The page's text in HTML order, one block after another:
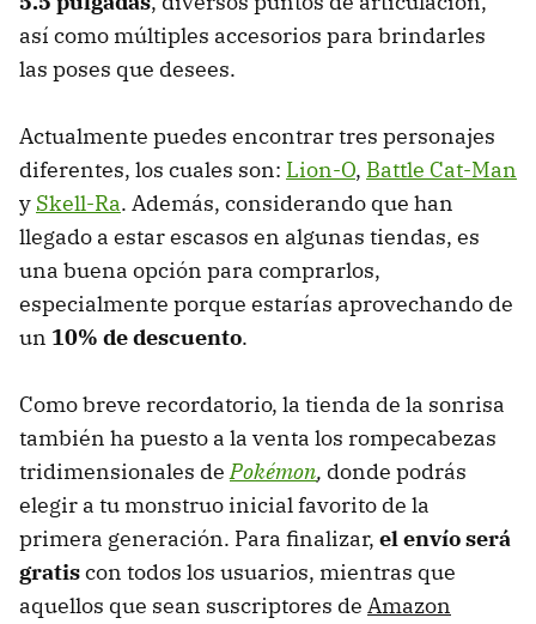
así como múltiples accesorios para brindarles
las poses que desees.
Actualmente puedes encontrar tres personajes
diferentes, los cuales son: Lion-O, Battle Cat-Man
y Skell-Ra. Además, considerando que han
llegado a estar escasos en algunas tiendas, es
una buena opción para comprarlos,
especialmente porque estarías aprovechando de
un 10% de descuento.
Como breve recordatorio, la tienda de la sonrisa
también ha puesto a la venta los rompecabezas
tridimensionales dePokémon, donde podrás
elegir a tu monstruo inicial favorito de la
primera generación. Para finalizar, el envío será
gratiscon todos los usuarios, mientras que
aquellos que sean suscriptores de Amazon